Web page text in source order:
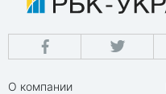
О компании